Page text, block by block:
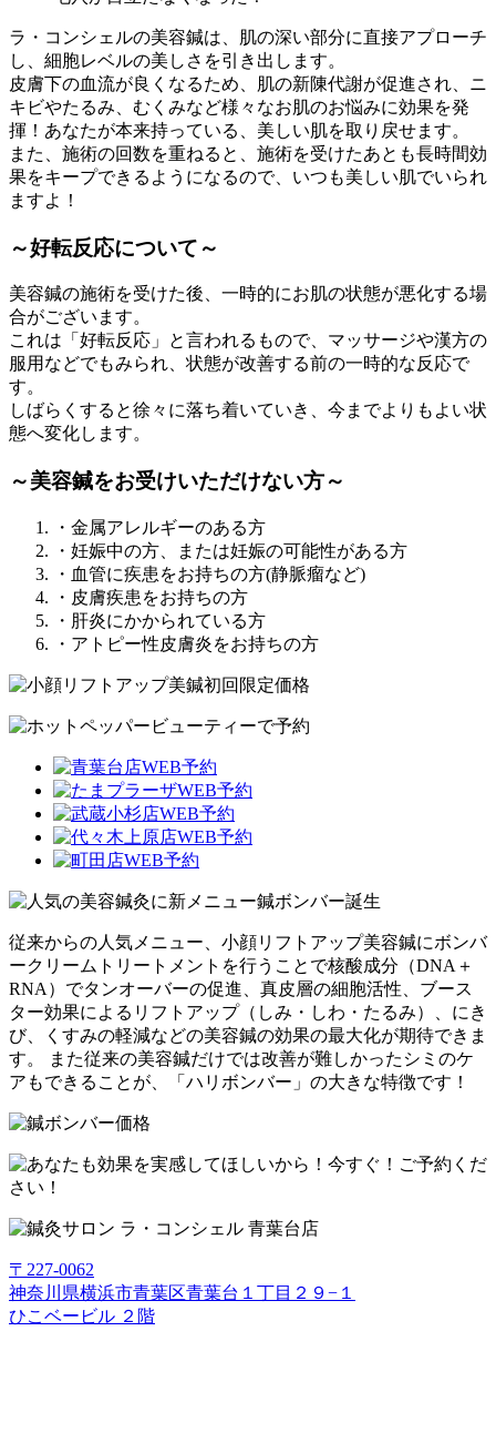
ラ・コンシェルの美容鍼は、 肌の深い部分に直接アプローチ
し、細胞レベルの美しさを引き出します。
皮膚下の血流が良くなるため、肌の新陳代謝が促進され、ニ
キビやたるみ、むくみなど様々なお肌のお悩みに効果を発
揮！あなたが本来持っている、美しい肌を取り戻せます。
また、 施術の回数を重ねると、施術を受けたあとも長時間効
果をキープできるようになるので、いつも美しい肌でいられ
ますよ！
～好転反応について～
美容鍼の施術を受けた後、一時的にお肌の状態が悪化する場
合がございます。
これは「好転反応」と言われるもので、マッサージや漢方の
服用などでもみられ、状態が改善する前の一時的な反応で
す。
しばらくすると徐々に落ち着いていき、今までよりもよい状
態へ変化します。
～美容鍼をお受けいただけない方～
・金属アレルギーのある方
・妊娠中の方、または妊娠の可能性がある方
・血管に疾患をお持ちの方(静脈瘤など)
・皮膚疾患をお持ちの方
・肝炎にかかられている方
・アトピー性皮膚炎をお持ちの方
従来からの人気メニュー、小顔リフトアップ美容鍼にボンバ
ークリームトリートメントを行うことで核酸成分（DNA＋
RNA）でタンオーバーの促進、真皮層の細胞活性、ブース
ター効果によるリフトアップ（しみ・しわ・たるみ）、にき
び、くすみの軽減などの美容鍼の効果の最大化が期待できま
す。 また従来の美容鍼だけでは改善が難しかったシミのケ
アもできることが、「ハリボンバー」の大きな特徴です！
〒227-0062
神奈川県横浜市青葉区青葉台１丁目２９−１
ひこベービル ２階